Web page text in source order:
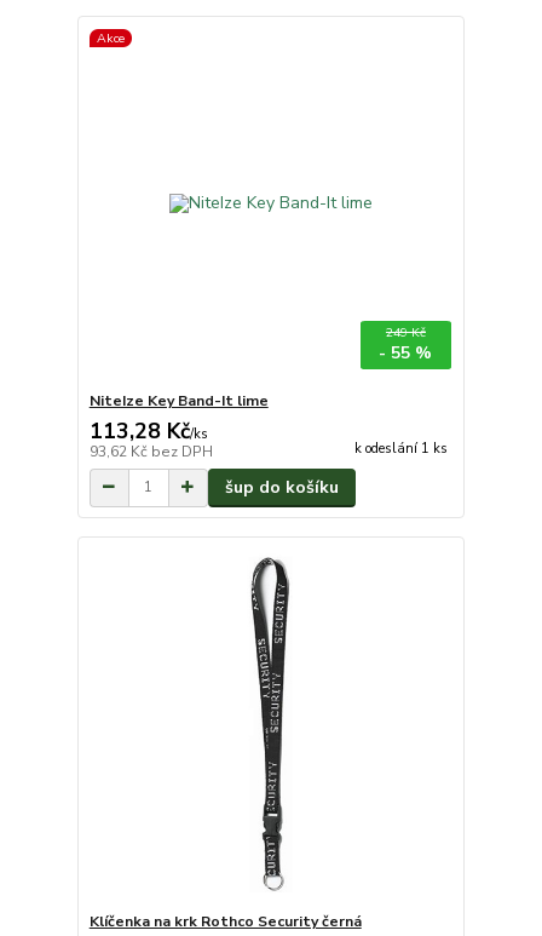
Akce
249 Kč
- 55 %
NiteIze Key Band-It lime
113,28 Kč/ks
93,62 Kč bez DPH k odeslání 1 ks
šup do košíku
Klíčenka na krk Rothco Security černá